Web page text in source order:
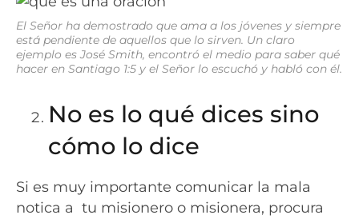
El Señor ha demostrado que ama a los jóvenes y siempre
está pendiente de aquellos que lo sirven. Un claro
ejemplo es José Smith, encontró el medio para saber qué
hacer en Santiago 1:5 y el Señor lo escuchó y habló con él.
No es lo qué dices sino
cómo lo dice
Si es muy importante comunicar la mala
notica a tu misionero o misionera, procura